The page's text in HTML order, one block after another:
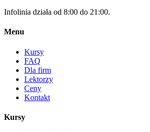
Infolinia działa od 8:00 do 21:00.
Menu
Kursy
FAQ
Dla firm
Lektorzy
Ceny
Kontakt
Kursy